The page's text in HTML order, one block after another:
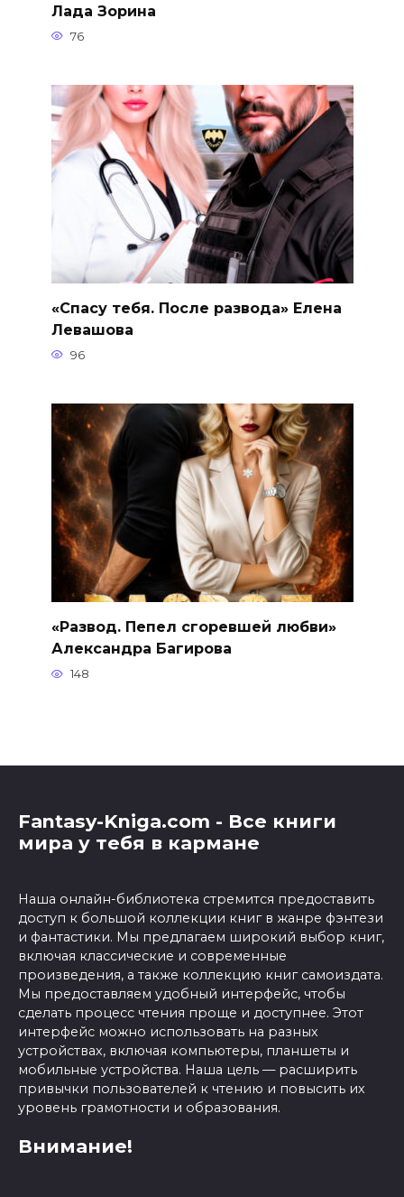
Лада Зорина
76
«Спасу тебя. После развода» Елена
Левашова
96
«Развод. Пепел сгоревшей любви»
Александра Багирова
148
Fantasy-Kniga.com - Все книги
мира у тебя в кармане
Наша онлайн-библиотека стремится предоставить
доступ к большой коллекции книг в жанре фэнтези
и фантастики. Мы предлагаем широкий выбор книг,
включая классические и современные
произведения, а также коллекцию книг самоиздата.
Мы предоставляем удобный интерфейс, чтобы
сделать процесс чтения проще и доступнее. Этот
интерфейс можно использовать на разных
устройствах, включая компьютеры, планшеты и
мобильные устройства. Наша цель — расширить
привычки пользователей к чтению и повысить их
уровень грамотности и образования.
Внимание!